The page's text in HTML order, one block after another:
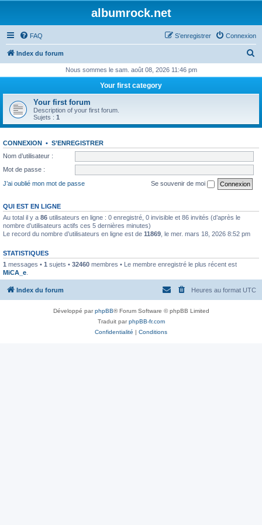
albumrock.net
FAQ Connexion
S’enregistrer
Index du forum
h
r
Nous sommes le sam. août 08, 2026 11:46 pm
Your first category
Your first forum
Description of your first forum.
Sujets : 1
CONNEXION • S’ENREGISTRER
Nom d’utilisateur :
Mot de passe :
J’ai oublié mon mot de passe
Se souvenir de moi
QUI EST EN LIGNE
Au total il y a 86 utilisateurs en ligne : 0 enregistré, 0 invisible et 86 invités (d’après le
nombre d’utilisateurs actifs ces 5 dernières minutes)
Le record du nombre d’utilisateurs en ligne est de 11869 , le mer. mars 18, 2026 8:52 pm
STATISTIQUES
1 messages • 1 sujets • 32460 membres • Le membre enregistré le plus récent est
MiCA_e
Index du forum Heures au format UTC
Développé parphpBB® Forum Software © phpBB Limited
Traduit parphpBB-fr.com
Confidentialité | Conditions